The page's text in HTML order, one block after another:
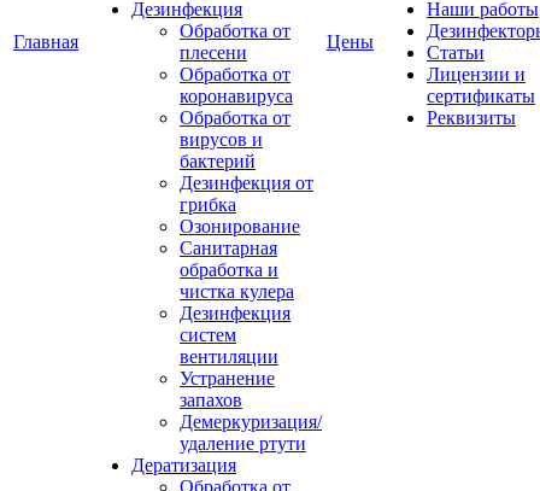
Главная
Дезинфекция
Обработка от
плесени
Обработка от
коронавируса
Обработка от
вирусов и
бактерий
Дезинфекция от
грибка
Озонирование
Санитарная
обработка и
чистка кулера
Дезинфекция
систем
вентиляции
Устранение
запахов
Демеркуризация/
удаление ртути
Дератизация
Обработка от
Цены
Наши работы
Статьи
Лицензии и
сертификаты
Реквизиты